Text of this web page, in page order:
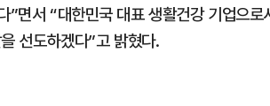
면서 “대한민국 대표 생활건강 기업으
선도하겠다”고 밝혔다.